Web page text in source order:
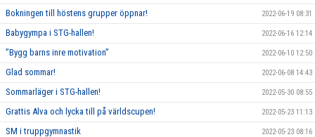
Bokningen till höstens grupper öppnar! 2022-06-19 08:31
Babygympa i STG-hallen! 2022-06-16 12:14
”Bygg barns inre motivation” 2022-06-10 12:50
Glad sommar! 2022-06-08 14:43
Sommarläger i STG-hallen! 2022-05-30 08:55
Grattis Alva och lycka till på världscupen! 2022-05-23 11:13
SM i truppgymnastik 2022-05-23 08:16